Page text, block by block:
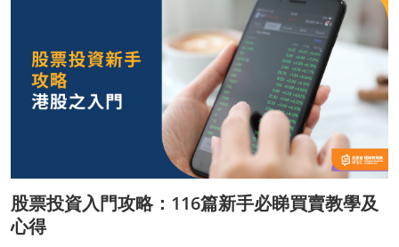
股票投資入門攻略：116篇新手必睇買賣教學及
心得